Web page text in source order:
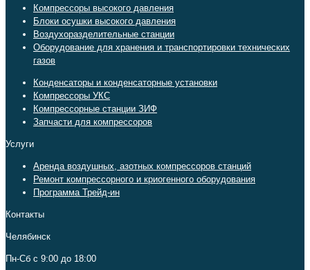
Компрессоры высокого давления
Блоки осушки высокого давления
Воздухоразделительные станции
Оборудование для хранения и транспортировки технических
газов
Конденсаторы и конденсаторные установки
Компрессоры УКС
Компрессорные станции ЗИФ
Запчасти для компрессоров
Услуги
Аренда воздушных, азотных компрессоров станций
Ремонт компрессорного и криогенного оборудования
Программа Трейд-ин
Контакты
Челябинск
Пн-Сб c 9:00 до 18:00